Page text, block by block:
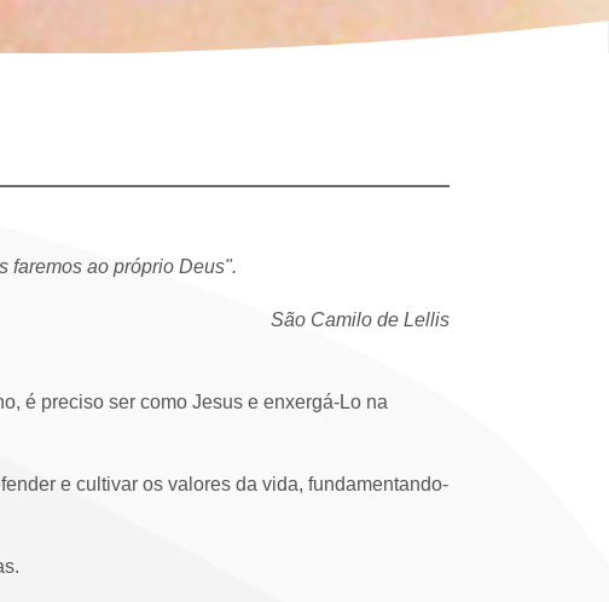
faremos ao próprio Deus".
São Camilo de Lellis
é preciso ser como Jesus e enxergá-Lo na
e cultivar os valores da vida, fundamentando-